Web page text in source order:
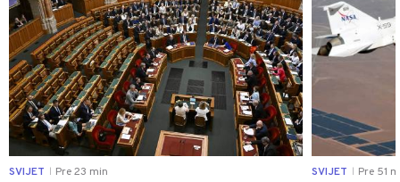
SVIJET Pre 23 min SVIJET Pre 51